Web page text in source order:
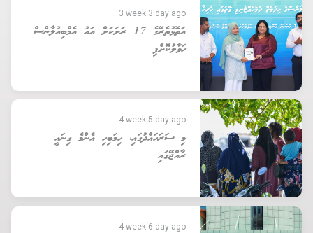
3 week 3 day ago
އަތޮޅުތެރޭގެ 17 ރަށަކަށް އައު އެމްބިއުލާންސް
ހަވާލުކޮށްފި
4 week 5 day ago
މި ސަރަހައްދުގައި، ހިމަބިހި އެންމެ ގިނައީ
ރާއްޖޭގައި
4 week 6 day ago